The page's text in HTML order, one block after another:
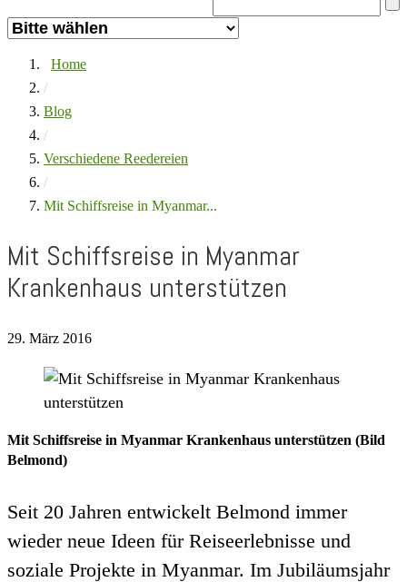
Home
/
Blog
/
Verschiedene Reedereien
/
Mit Schiffsreise in Myanmar...
Mit Schiffsreise in Myanmar
Krankenhaus unterstützen
29. März 2016
Mit Schiffsreise in Myanmar Krankenhaus unterstützen (Bild
Belmond)
Seit 20 Jahren entwickelt Belmond immer
wieder neue Ideen für Reiseerlebnisse und
soziale Projekte in Myanmar. Im Jubiläumsjahr